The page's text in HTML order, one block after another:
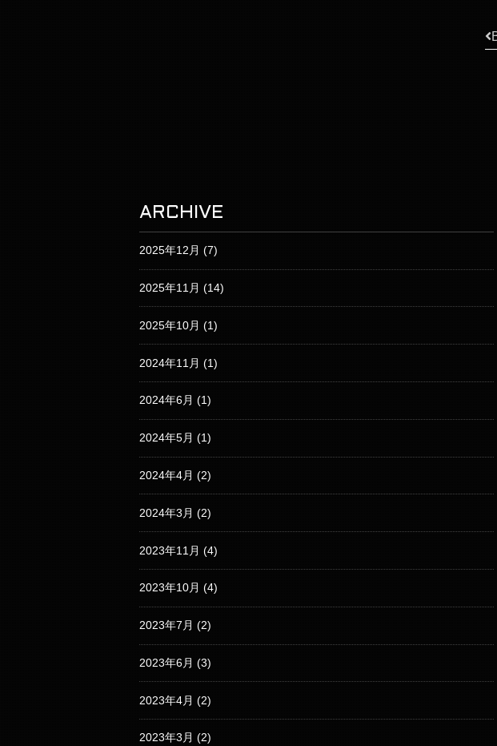
ARCHIVE
2025年12月 (7)
2025年11月 (14)
2025年10月 (1)
2024年11月 (1)
2024年6月 (1)
2024年5月 (1)
2024年4月 (2)
2024年3月 (2)
2023年11月 (4)
2023年10月 (4)
2023年7月 (2)
2023年6月 (3)
2023年4月 (2)
2023年3月 (2)